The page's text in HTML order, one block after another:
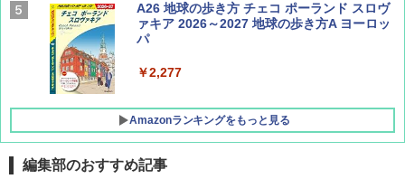
AIRLINE（エアライン）2026年9月号【特
集】ボーイング110周年を祝して！
A26 地球の歩き方 チェコ ポーランド スロヴ
ァキア 2026～2027 地球の歩き方A ヨーロッ
パ
￥2,277
Amazonランキングをもっと見る
編集部のおすすめ記事